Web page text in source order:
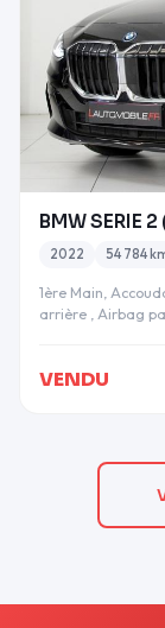
2022 54 784
1ère Main,
arrière , Airbag
VENDU